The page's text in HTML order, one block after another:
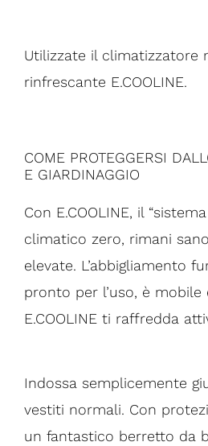
Utilizzate il climatizzatore
rinfrescante E.COOLINE.
COME PROTEGGERSI
E GIARDINAGGIO
Con E.COOLINE, il
climatico zero, rimani
elevate. L’abbigliamento
pronto per l’uso, è
E.COOLINE ti raffredda
Indossa semplicemente
vestiti normali. Con
un fantastico berretto da